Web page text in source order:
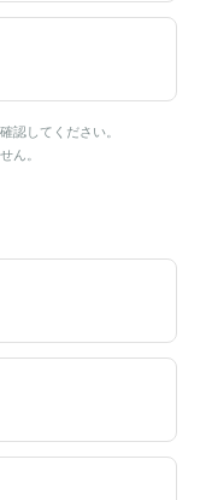
認してください。
ん。